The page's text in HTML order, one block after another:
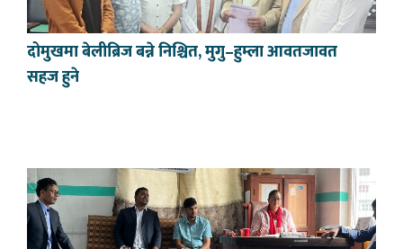
दोमुखमा बेलीब्रिज बन्ने निश्चित, मुगु–हुम्ला आवतजावत
सहज हुने